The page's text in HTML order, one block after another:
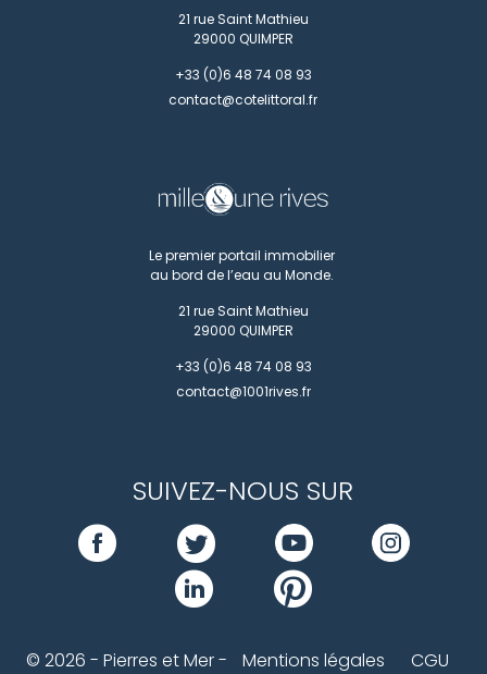
21 rue Saint Mathieu
29000 QUIMPER
+33 (0)6 48 74 08 93
contact@cotelittoral.fr
Le premier portail immobilier
au bord de l’eau au Monde.
21 rue Saint Mathieu
29000 QUIMPER
+33 (0)6 48 74 08 93
contact@1001rives.fr
SUIVEZ-NOUS SUR
© 2026 - Pierres et Mer - Mentions légales CGU